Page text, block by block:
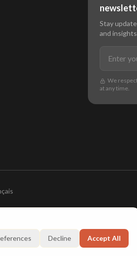
Stay
and
We
at any time.
Decline Accept All